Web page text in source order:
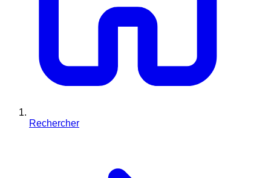
Rechercher